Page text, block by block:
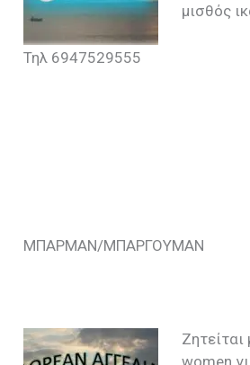
μισθός
Τηλ 6947529555
ΜΠΑΡΜΑΝ/ΜΠΑΡΓΟΥΜΑΝ